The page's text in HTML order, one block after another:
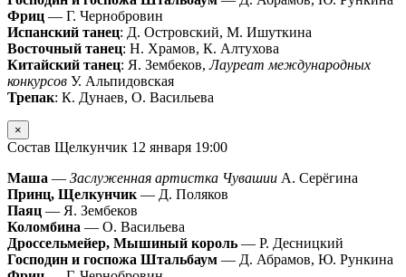
Фриц — Г. Чернобровин
Испанский танец: Д. Островский, М. Ишуткина
Восточный танец: Н. Храмов, К. Алтухова
Китайский танец: Я. Зембеков,Лауреат международных
конкурсов У. Альпидовская
Трепак: К. Дунаев, О. Васильева
×
Состав Щелкунчик 12 января 19:00
Маша — Заслуженная артистка Чувашии А. Серёгина
Принц, Щелкунчик— Д. Поляков
Паяц — Я. Зембеков
Коломбина — О. Васильева
Дроссельмейер, Мышиный король — Р. Десницкий
Господин и госпожа Штальбаум — Д. Абрамов, Ю. Рункина